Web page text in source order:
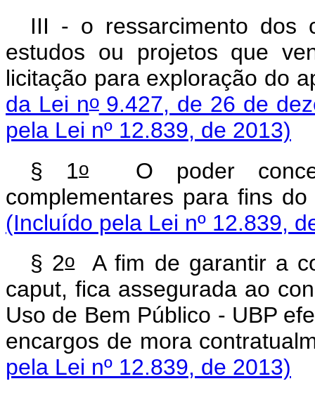
III - o ressarcimento dos
estudos ou projetos que
licitação para exploração do
da Lei no9.427, de 26 de
pela Lei nº 12.839, de 2013)
§ 1oO poder
complementares para fins
(Incluído pela Lei nº 12.839,
§ 2oA fim de garantir a
caput, fica assegurada ao
Uso de Bem Público - UBP
encargos de mora
pela Lei nº 12.839, de 2013)